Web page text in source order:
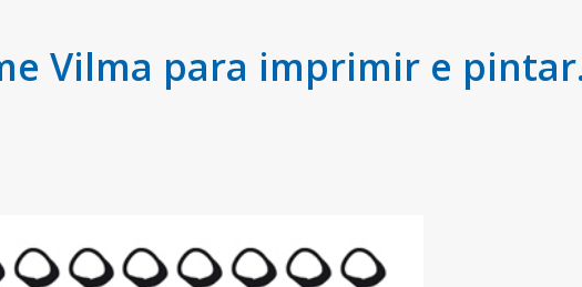
Vilma para imprimir e